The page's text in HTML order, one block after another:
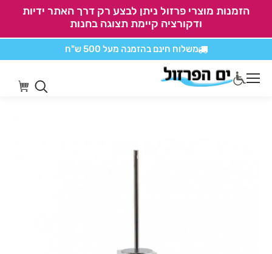
הזמנות מוצרי פרזול ניתן לבצע רק דרך האתר ידיות
ודקורציה קיימת תצוגה בחנות
משלוח חינם בהזמנה מעל 500 ש"ח